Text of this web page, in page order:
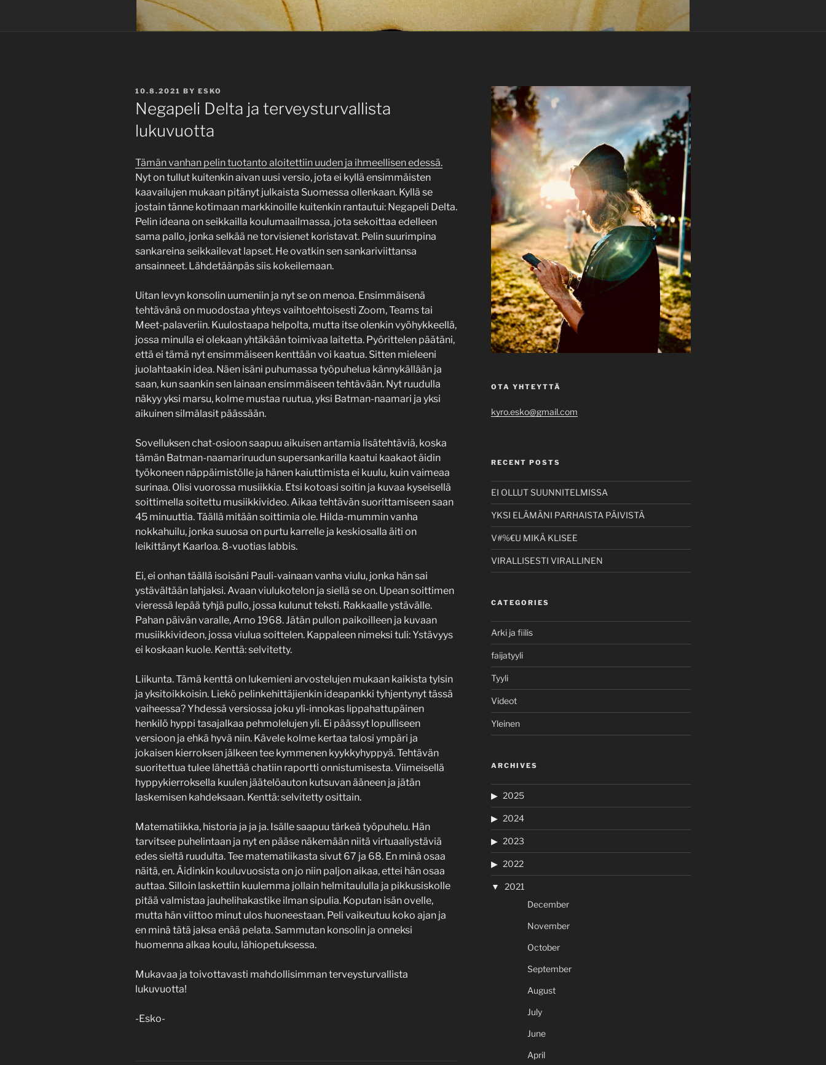
POSTED
ON
10.8.2021 BY ESKO
Negapeli Delta ja terveysturvallista
lukuvuotta
Tämän vanhan pelin tuotanto aloitettiin uuden ja ihmeellisen edessä.
Nyt on tullut kuitenkin aivan uusi versio, jota ei kyllä ensimmäisten
kaavailujen mukaan pitänyt julkaista Suomessa ollenkaan. Kyllä se
jostain tänne kotimaan markkinoille kuitenkin rantautui: Negapeli Delta.
Pelin ideana on seikkailla koulumaailmassa, jota sekoittaa edelleen
sama pallo, jonka selkää ne torvisienet koristavat. Pelin suurimpina
sankareina seikkailevat lapset. He ovatkin sen sankariviittansa
ansainneet. Lähdetäänpäs siis kokeilemaan.
Uitan levyn konsolin uumeniin ja nyt se on menoa. Ensimmäisenä
tehtävänä on muodostaa yhteys vaihtoehtoisesti Zoom, Teams tai
Meet-palaveriin. Kuulostaapa helpolta, mutta itse olenkin vyöhykkeellä,
jossa minulla ei olekaan yhtäkään toimivaa laitetta. Pyörittelen päätäni,
että ei tämä nyt ensimmäiseen kenttään voi kaatua. Sitten mieleeni
juolahtaakin idea. Näen isäni puhumassa työpuhelua kännykällään ja
saan, kun saankin sen lainaan ensimmäiseen tehtävään. Nyt ruudulla
näkyy yksi marsu, kolme mustaa ruutua, yksi Batman-naamari ja yksi
aikuinen silmälasit päässään.
Sovelluksen chat-osioon saapuu aikuisen antamia lisätehtäviä, koska
tämän Batman-naamariruudun supersankarilla kaatui kaakaot äidin
työkoneen näppäimistölle ja hänen kaiuttimista ei kuulu, kuin vaimeaa
surinaa. Olisi vuorossa musiikkia. Etsi kotoasi soitin ja kuvaa kyseisellä
soittimella soitettu musiikkivideo. Aikaa tehtävän suorittamiseen saan
45 minuuttia. Täällä mitään soittimia ole. Hilda-mummin vanha
nokkahuilu, jonka suuosa on purtu karrelle ja keskiosalla äiti on
leikittänyt Kaarloa. 8-vuotias labbis.
Ei, ei onhan täällä isoisäni Pauli-vainaan vanha viulu, jonka hän sai
ystävältään lahjaksi. Avaan viulukotelon ja siellä se on. Upean soittimen
vieressä lepää tyhjä pullo, jossa kulunut teksti. Rakkaalle ystävälle.
Pahan päivän varalle, Arno 1968. Jätän pullon paikoilleen ja kuvaan
musiikkivideon, jossa viulua soittelen. Kappaleen nimeksi tuli: Ystävyys
ei koskaan kuole. Kenttä: selvitetty.
Liikunta. Tämä kenttä on lukemieni arvostelujen mukaan kaikista tylsin
ja yksitoikkoisin. Liekö pelinkehittäjienkin ideapankki tyhjentynyt tässä
vaiheessa? Yhdessä versiossa joku yli-innokas lippahattupäinen
henkilö hyppi tasajalkaa pehmolelujen yli. Ei päässyt lopulliseen
versioon ja ehkä hyvä niin. Kävele kolme kertaa talosi ympäri ja
jokaisen kierroksen jälkeen tee kymmenen kyykkyhyppyä. Tehtävän
suoritettua tulee lähettää chatiin raportti onnistumisesta. Viimeisellä
hyppykierroksella kuulen jäätelöauton kutsuvan ääneen ja jätän
laskemisen kahdeksaan. Kenttä: selvitetty osittain.
Matematiikka, historia ja ja ja. Isälle saapuu tärkeä työpuhelu. Hän
tarvitsee puhelintaan ja nyt en pääse näkemään niitä virtuaaliystäviä
edes sieltä ruudulta. Tee matematiikasta sivut 67 ja 68. En minä osaa
näitä, en. Äidinkin kouluvuosista on jo niin paljon aikaa, ettei hän osaa
auttaa. Silloin laskettiin kuulemma jollain helmitaululla ja pikkusiskolle
pitää valmistaa jauhelihakastike ilman sipulia. Koputan isän ovelle,
mutta hän viittoo minut ulos huoneestaan. Peli vaikeutuu koko ajan ja
en minä tätä jaksa enää pelata. Sammutan konsolin ja onneksi
huomenna alkaa koulu, lähiopetuksessa.
Mukavaa ja toivottavasti mahdollisimman terveysturvallista
lukuvuotta!
-Esko-
OTA YHTEYTTÄ
kyro.esko@gmail.com
RECENT POSTS
EI OLLUT SUUNNITELMISSA
YKSI ELÄMÄNI PARHAISTA PÄIVISTÄ
V#%€U MIKÄ KLISEE
VIRALLISESTI VIRALLINEN
CATEGORIES
Arki ja fiilis
faijatyyli
Tyyli
Videot
Yleinen
ARCHIVES
2025
2024
2023
2022
2021
December
November
October
September
August
July
June
April